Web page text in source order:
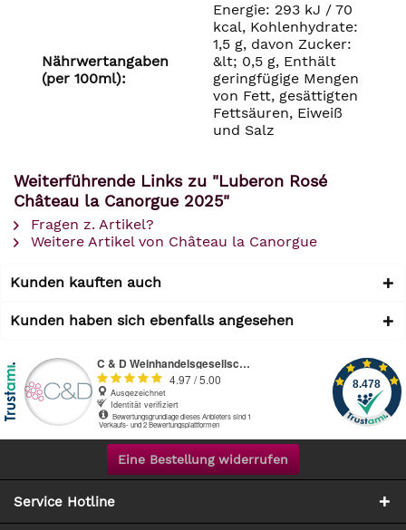
Nährwertangaben
(per 100ml):
Energie: 293 kJ / 70
kcal, Kohlenhydrate:
1,5 g, davon Zucker:
&lt; 0,5 g, Enthält
geringfügige Mengen
von Fett, gesättigten
Fettsäuren, Eiweiß
und Salz
Weiterführende Links zu "Luberon Rosé
Château la Canorgue 2025"
Fragen z. Artikel?
Weitere Artikel von Château la Canorgue
Kunden kauften auch
Kunden haben sich ebenfalls angesehen
Eine Bestellung widerrufen
Service Hotline